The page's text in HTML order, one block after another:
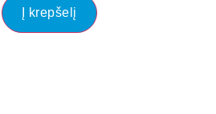
Į krepšelį